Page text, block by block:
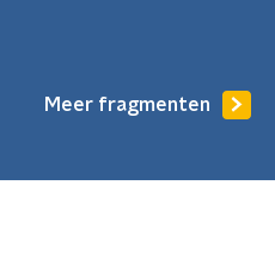
Meer fragmenten